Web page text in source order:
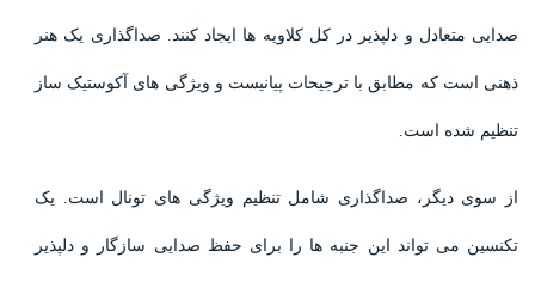
صدایی متعادل و دلپذیر در کل کلاویه ها ایجاد کنند. صداگذاری یک هنر
ذهنی است که مطابق با ترجیحات پیانیست و ویژگی های آکوستیک ساز
تنظیم شده است.
از سوی دیگر، صداگذاری شامل تنظیم ویژگی های تونال است. یک
تکنسین می تواند این جنبه ها را برای حفظ صدایی سازگار و دلپذیر